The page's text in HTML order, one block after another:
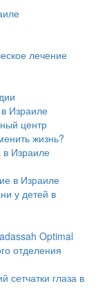
лечение
в Израиле
центр
жизнь?
в Израиле
в Израиле
у детей в
Optimal
отделения
сетчатки глаза в